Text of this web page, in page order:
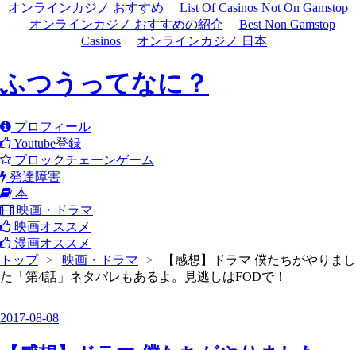
オンラインカジノ おすすめ
List Of Casinos Not On Gamstop
オンラインカジノ おすすめの紹介
Best Non Gamstop
Casinos
オンラインカジノ 日本
ふつうってなに？
プロフィール
Youtube登録
ブロックチェーンゲーム
発達障害
本
映画・ドラマ
映画オススメ
漫画オススメ
トップ
> 映画・ドラマ >
【感想】ドラマ 僕たちがやりまし
た「第4話」ネタバレもあるよ。見逃しはFODで！
2017-08-08